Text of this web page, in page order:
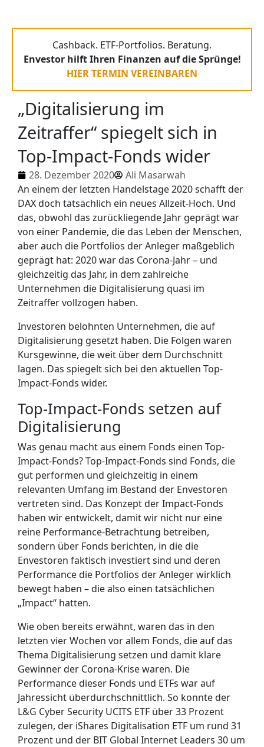
Cashback. ETF-Portfolios. Beratung.
Envestor hilft Ihren Finanzen auf die Sprünge!
HIER TERMIN VEREINBAREN
„Digitalisierung im
Zeitraffer“ spiegelt sich in
Top-Impact-Fonds wider
28. Dezember 2020
Ali Masarwah
An einem der letzten Handelstage 2020 schafft der
DAX doch tatsächlich ein neues Allzeit-Hoch. Und
das, obwohl das zurückliegende Jahr geprägt war
von einer Pandemie, die das Leben der Menschen,
aber auch die Portfolios der Anleger maßgeblich
geprägt hat: 2020 war das Corona-Jahr – und
gleichzeitig das Jahr, in dem zahlreiche
Unternehmen die Digitalisierung quasi im
Zeitraffer vollzogen haben.
Investoren belohnten Unternehmen, die auf
Digitalisierung gesetzt haben. Die Folgen waren
Kursgewinne, die weit über dem Durchschnitt
lagen. Das spiegelt sich bei den aktuellen Top-
Impact-Fonds wider.
Top-Impact-Fonds setzen auf
Digitalisierung
Was genau macht aus einem Fonds einen Top-
Impact-Fonds? Top-Impact-Fonds sind Fonds, die
gut performen und gleichzeitig in einem
relevanten Umfang im Bestand der Envestoren
vertreten sind. Das Konzept der Impact-Fonds
haben wir entwickelt, damit wir nicht nur eine
reine Performance-Betrachtung betreiben,
sondern über Fonds berichten, in die die
Envestoren faktisch investiert sind und deren
Performance die Portfolios der Anleger wirklich
bewegt haben – die also einen tatsächlichen
„Impact“ hatten.
Wie oben bereits erwähnt, waren das in den
letzten vier Wochen vor allem Fonds, die auf das
Thema Digitalisierung setzen und damit klare
Gewinner der Corona-Krise waren. Die
Performance dieser Fonds und ETFs war auf
Jahressicht überdurchschnittlich. So konnte der
L&G Cyber Security UCITS ETF über 33 Prozent
zulegen, der iShares Digitalisation ETF um rund 31
Prozent und der BIT Global Internet Leaders 30 um